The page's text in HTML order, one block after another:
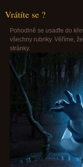
Vrátíte se ?
Pohodlně se usaďte do
všechny rubriky. Věříme,
stránky.